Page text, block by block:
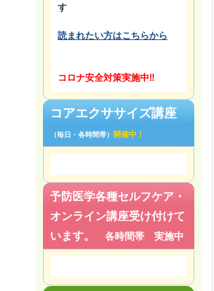
す
読まれたい方はこちらから
コロナ安全対策実施中‼
コアエクササイズ講座
（毎日・各時間帯） 開催中！
予防医学各種セルフケア・
オンライン講座受け付けて
います。
各時間帯 実施中